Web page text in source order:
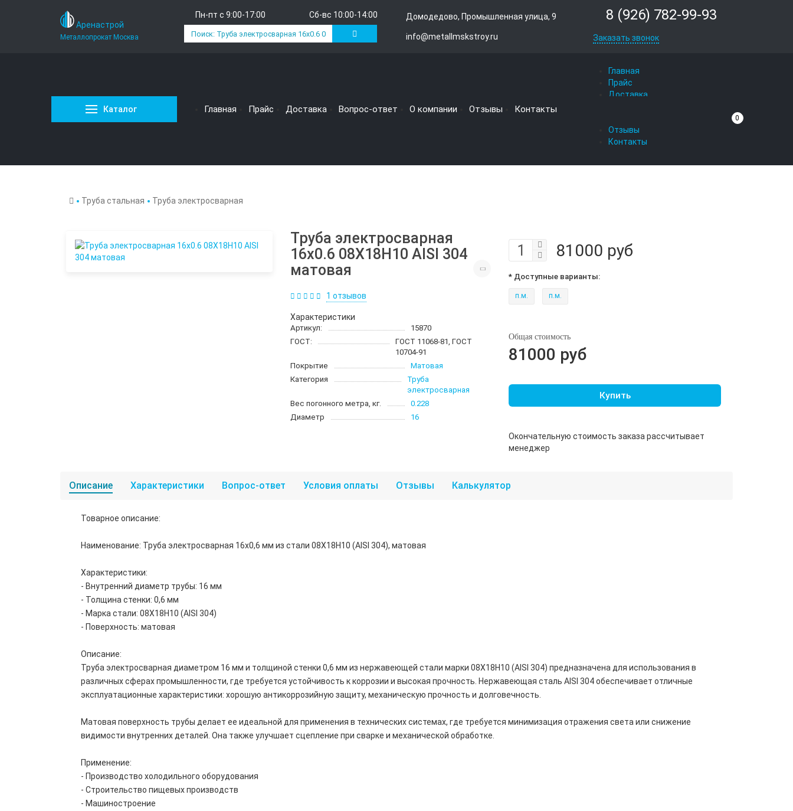
Аренастрой
Металлопрокат Москва
Пн-пт с 9:00-17:00 Сб-вс 10:00-14:00 Домодедово, Промышленная улица, 9
info@metallmskstroy.ru
8 (926) 782-99-93
Заказать звонок
Каталог Главная Прайс Доставка Вопрос-ответ О компании Отзывы Контакты
Главная
Прайс
Доставка
Отзывы
Контакты
0
Труба стальная Труба электросварная
Труба электросварная
16х0.6 08Х18Н10 AISI 304
матовая
1 отзывов
Характеристики
Артикул:
15870
ГОСТ:
ГОСТ 11068-81, ГОСТ
10704-91
Покрытие
Матовая
Категория
Труба
электросварная
Вес погонного метра, кг.
0.228
Диаметр
16
81000 руб
* Доступные варианты:
п.м. п.м.
Общая стоимость
81000 руб
Купить
Окончательную стоимость заказа рассчитывает
менеджер
Описание Характеристики Вопрос-ответ Условия оплаты Отзывы Калькулятор
Товарное описание:
Наименование: Труба электросварная 16х0,6 мм из стали 08Х18Н10 (AISI 304), матовая
Характеристики:
- Внутренний диаметр трубы: 16 мм
- Толщина стенки: 0,6 мм
- Марка стали: 08Х18Н10 (AISI 304)
- Поверхность: матовая
Описание:
Труба электросварная диаметром 16 мм и толщиной стенки 0,6 мм из нержавеющей стали марки 08Х18Н10 (AISI 304) предназначена для использования в
различных сферах промышленности, где требуется устойчивость к коррозии и высокая прочность. Нержавеющая сталь AISI 304 обеспечивает отличные
эксплуатационные характеристики: хорошую антикоррозийную защиту, механическую прочность и долговечность.
Матовая поверхность трубы делает ее идеальной для применения в технических системах, где требуется минимизация отражения света или снижение
видимости внутренних деталей. Она также улучшает сцепление при сварке и механической обработке.
Применение:
- Производство холодильного оборудования
- Строительство пищевых производств
- Машиностроение